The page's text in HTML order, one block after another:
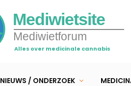
Mediwietsite
Mediwietforum
Alles over medicinale cannabis
NIEUWS / ONDERZOEK